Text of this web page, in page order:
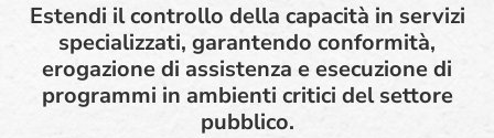
Estendi il controllo della capacità in servizi
specializzati, garantendo conformità,
erogazione di assistenza e esecuzione di
programmi in ambienti critici del settore
pubblico.